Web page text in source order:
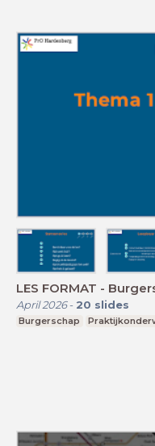
LES FORMAT -
April 2026- 20 slides
Burgerschap